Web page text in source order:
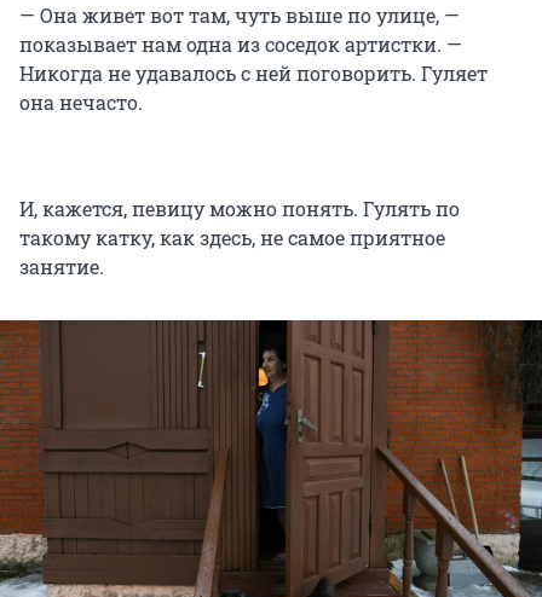
— Она живет вот там, чуть выше по улице, —
показывает нам одна из соседок артистки. —
Никогда не удавалось с ней поговорить. Гуляет
она нечасто.
И, кажется, певицу можно понять. Гулять по
такому катку, как здесь, не самое приятное
занятие.